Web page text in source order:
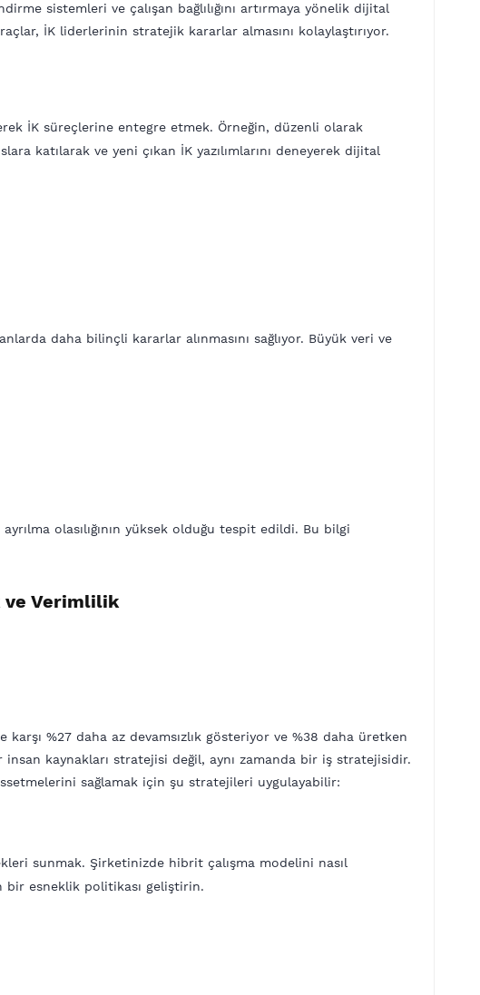
sistemleri ve çalışan bağlılığını artırmaya yönelik dijital
İK liderlerinin stratejik kararlar almasını kolaylaştırıyor.
İK süreçlerine entegre etmek. Örneğin, düzenli olarak
katılarak ve yeni çıkan İK yazılımlarını deneyerek dijital
daha bilinçli kararlar alınmasını sağlıyor. Büyük veri ve
olasılığının yüksek olduğu tespit edildi. Bu bilgi
ve Verimlilik
%27 daha az devamsızlık gösteriyor ve %38 daha üretken
kaynakları stratejisi değil, aynı zamanda bir iş stratejisidir.
sağlamak için şu stratejileri uygulayabilir:
sunmak. Şirketinizde hibrit çalışma modelini nasıl
bir esneklik politikası geliştirin.